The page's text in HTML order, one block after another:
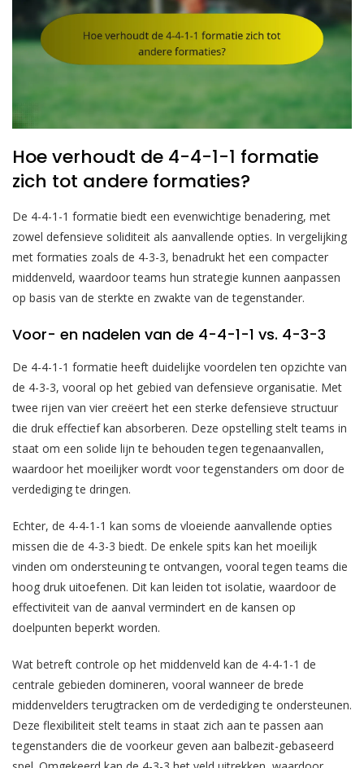
Hoe verhoudt de 4-4-1-1 formatie
zich tot andere formaties?
De 4-4-1-1 formatie biedt een evenwichtige benadering, met
zowel defensieve soliditeit als aanvallende opties. In vergelijking
met formaties zoals de 4-3-3, benadrukt het een compacter
middenveld, waardoor teams hun strategie kunnen aanpassen
op basis van de sterkte en zwakte van de tegenstander.
Voor- en nadelen van de 4-4-1-1 vs. 4-3-3
De 4-4-1-1 formatie heeft duidelijke voordelen ten opzichte van
de 4-3-3, vooral op het gebied van defensieve organisatie. Met
twee rijen van vier creëert het een sterke defensieve structuur
die druk effectief kan absorberen. Deze opstelling stelt teams in
staat om een solide lijn te behouden tegen tegenaanvallen,
waardoor het moeilijker wordt voor tegenstanders om door de
verdediging te dringen.
Echter, de 4-4-1-1 kan soms de vloeiende aanvallende opties
missen die de 4-3-3 biedt. De enkele spits kan het moeilijk
vinden om ondersteuning te ontvangen, vooral tegen teams die
hoog druk uitoefenen. Dit kan leiden tot isolatie, waardoor de
effectiviteit van de aanval vermindert en de kansen op
doelpunten beperkt worden.
Wat betreft controle op het middenveld kan de 4-4-1-1 de
centrale gebieden domineren, vooral wanneer de brede
middenvelders terugtracken om de verdediging te ondersteunen.
Deze flexibiliteit stelt teams in staat zich aan te passen aan
tegenstanders die de voorkeur geven aan balbezit-gebaseerd